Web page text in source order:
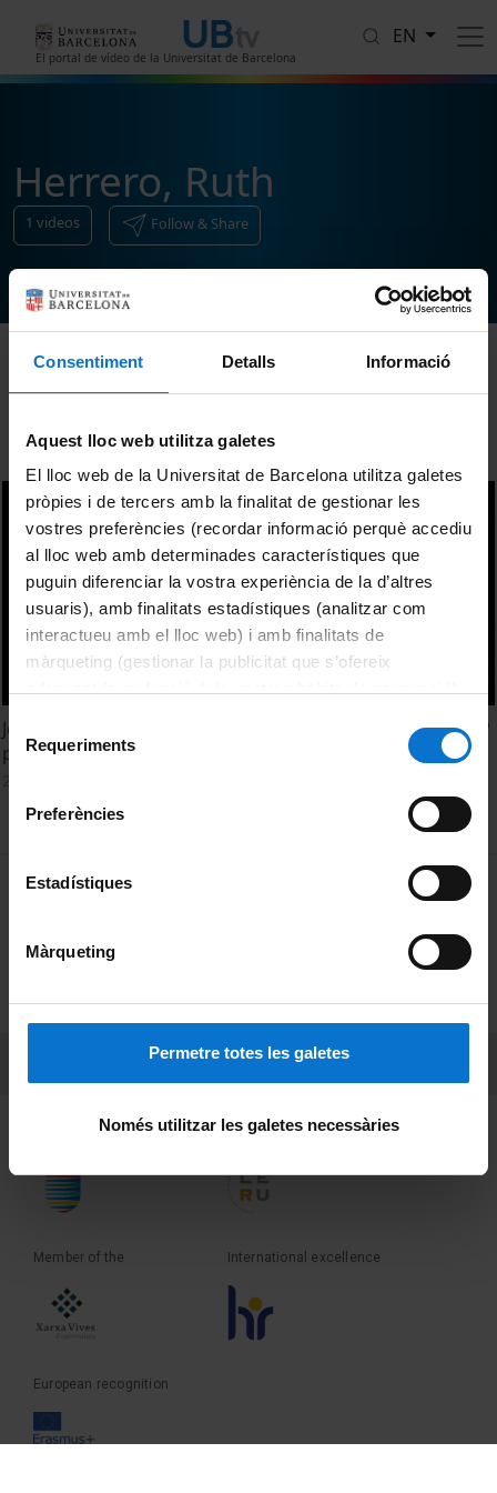
Consentiment Detalls Informació
Aquest lloc web utilitza galetes
El lloc web de la Universitat de Barcelona utilitza galetes
pròpies i de tercers amb la finalitat de gestionar les
vostres preferències (recordar informació perquè accediu
al lloc web amb determinades característiques que
puguin diferenciar la vostra experiència de la d’altres
usuaris), amb finalitats estadístiques (analitzar com
interactueu amb el lloc web) i amb finalitats de
màrqueting (gestionar la publicitat que s’ofereix
consultar laPolítica de galetes del lloc web de la
de Requeriments
Preferències
Estadístiques
Màrqueting
Permetre totes les galetes
Només utilitzar les galetes necessàries
El portal de vídeo de la Universitat de Barcelona
EN
Herrero, Ruth
1 videos Follow & Share
Sort
Jornadas sobre Innovación Docente (CRUE). 21 de Junio. 2ª
parte
MENÚ PEU 1
Terms and privacy
Founder of the Member of the
Member of the International excellence
European recognition